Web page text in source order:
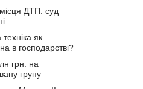
ДТП: суд
як
в господарстві?
грн: на
групу